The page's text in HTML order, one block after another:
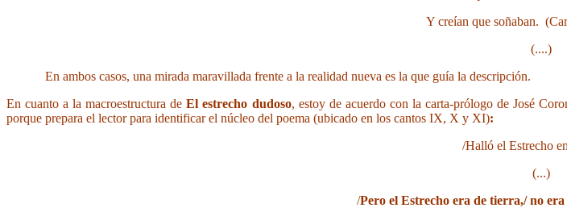
Y creían que soñaban.
(....)
En ambos casos, una mirada maravillada frente a la realidad nueva es la que guía la descripción.
En cuanto a la macroestructura deEl estrecho dudoso, estoy de acuerdo con la carta-prólogo de José
porque prepara el lector para identificar el núcleo del poema (ubicado en los cantos IX, X y XI):
/Halló el Estrecho
(...)
/Pero el Estrecho era de tierra,/ no era